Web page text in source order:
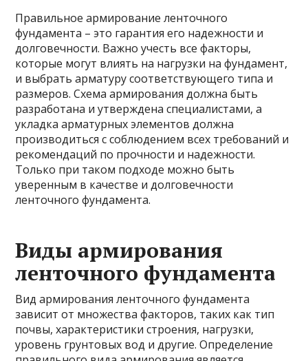
Правильное армирование ленточного
фундамента – это гарантия его надежности и
долговечности. Важно учесть все факторы,
которые могут влиять на нагрузки на фундамент,
и выбрать арматуру соответствующего типа и
размеров. Схема армирования должна быть
разработана и утверждена специалистами, а
укладка арматурных элементов должна
производиться с соблюдением всех требований и
рекомендаций по прочности и надежности.
Только при таком подходе можно быть
уверенным в качестве и долговечности
ленточного фундамента.
Виды армирования
ленточного фундамента
Вид армирования ленточного фундамента
зависит от множества факторов, таких как тип
почвы, характеристики строения, нагрузки,
уровень грунтовых вод и другие. Определение